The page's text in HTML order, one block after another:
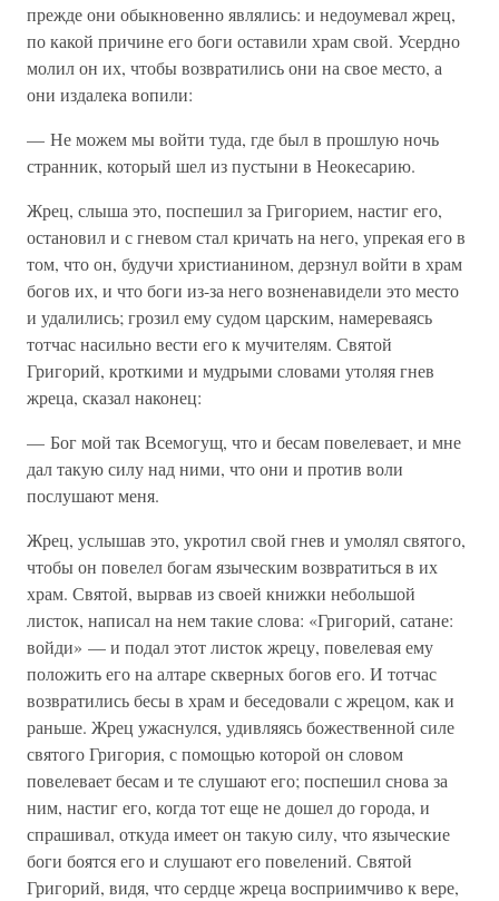
прежде они обыкновенно являлись: и недоумевал жрец,
по какой причине его боги оставили храм свой. Усердно
молил он их, чтобы возвратились они на свое место, а
они издалека вопили:
— Не можем мы войти туда, где был в прошлую ночь
странник, который шел из пустыни в Неокесарию.
Жрец, слыша это, поспешил за Григорием, настиг его,
остановил и с гневом стал кричать на него, упрекая его в
том, что он, будучи христианином, дерзнул войти в храм
богов их, и что боги из-за него возненавидели это место
и удалились; грозил ему судом царским, намереваясь
тотчас насильно вести его к мучителям. Святой
Григорий, кроткими и мудрыми словами утоляя гнев
жреца, сказал наконец:
— Бог мой так Всемогущ, что и бесам повелевает, и мне
дал такую силу над ними, что они и против воли
послушают меня.
Жрец, услышав это, укротил свой гнев и умолял святого,
чтобы он повелел богам языческим возвратиться в их
храм. Святой, вырвав из своей книжки небольшой
листок, написал на нем такие слова: «Григорий, сатане:
войди» — и подал этот листок жрецу, повелевая ему
положить его на алтаре скверных богов его. И тотчас
возвратились бесы в храм и беседовали с жрецом, как и
раньше. Жрец ужаснулся, удивляясь божественной силе
святого Григория, с помощью которой он словом
повелевает бесам и те слушают его; поспешил снова за
ним, настиг его, когда тот еще не дошел до города, и
спрашивал, откуда имеет он такую силу, что языческие
боги боятся его и слушают его повелений. Святой
Григорий, видя, что сердце жреца восприимчиво к вере,